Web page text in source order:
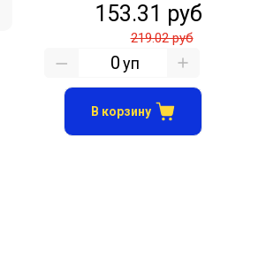
153.31 руб
219.02 руб
уп
В корзину